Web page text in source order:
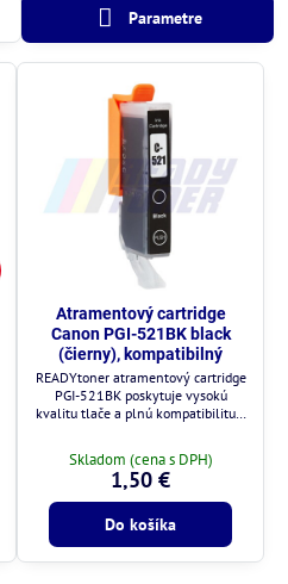
Parametre
Atramentový cartridge
Canon PGI-521BK black
(čierny), kompatibilný
READYtoner atramentový cartridge
PGI-521BK poskytuje vysokú
kvalitu tlače a plnú kompatibilitu s
Skladom (cena s DPH)
1,50 €
Do košíka